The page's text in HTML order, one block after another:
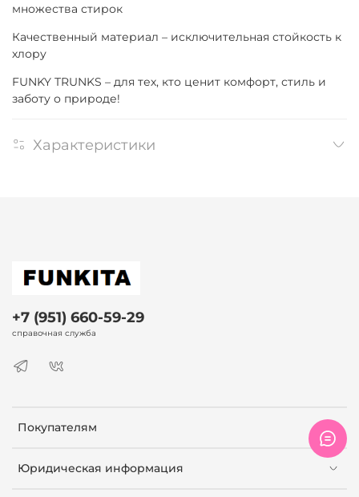
множества стирок
Качественный материал – исключительная стойкость к
хлору
FUNKY TRUNKS – для тех, кто ценит комфорт, стиль и
заботу о природе!
Характеристики
Покупателям
Юридическая информация
+7 (951) 660-59-29
справочная служба